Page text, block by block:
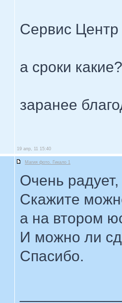
Сервис Центр
а сроки какие?
заранее
19 апр, 11 15:40
Магия фото. Гикало 1
Очень
Скажите
а на втором
И можно ли
Спасибо.